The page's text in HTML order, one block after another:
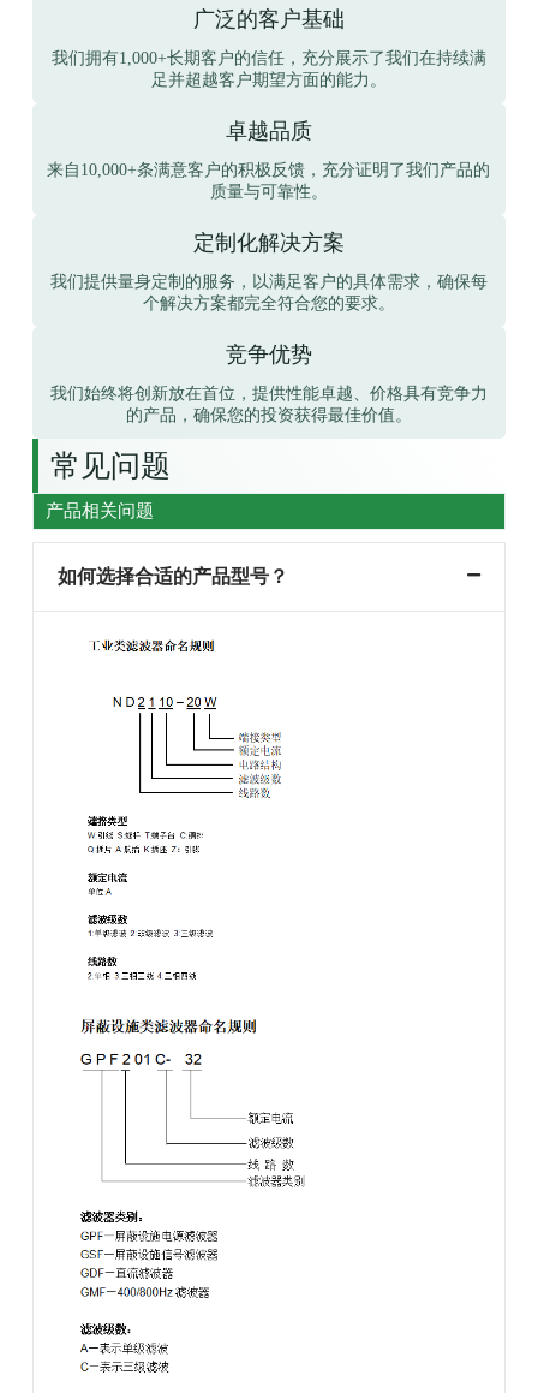
广泛的客户基础
我们拥有1,000+长期客户的信任，充分展示了我们在持续满
足并超越客户期望方面的能力。
卓越品质
来自10,000+条满意客户的积极反馈，充分证明了我们产品的
质量与可靠性。
定制化解决方案
我们提供量身定制的服务，以满足客户的具体需求，确保每
个解决方案都完全符合您的要求。
竞争优势
我们始终将创新放在首位，提供性能卓越、价格具有竞争力
的产品，确保您的投资获得最佳价值。
常见问题
产品相关问题
如何选择合适的产品型号？